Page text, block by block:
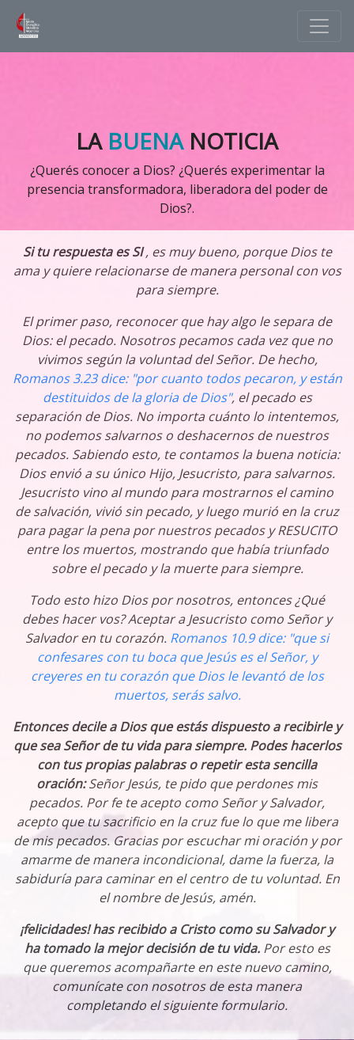
LA BUENA NOTICIA
¿Querés conocer a Dios? ¿Querés experimentar la
presencia transformadora, liberadora del poder de
Dios?.
Si tu respuesta es SI, es muy bueno, porque Dios te
ama y quiere relacionarse de manera personal con vos
para siempre.
El primer paso, reconocer que hay algo le separa de
Dios: el pecado. Nosotros pecamos cada vez que no
vivimos según la voluntad del Señor. De hecho,
Romanos 3.23 dice: "por cuanto todos pecaron, y están
destituidos de la gloria de Dios", el pecado es
separación de Dios. No importa cuánto lo intentemos,
no podemos salvarnos o deshacernos de nuestros
pecados. Sabiendo esto, te contamos la buena noticia:
Dios envió a su único Hijo, Jesucristo, para salvarnos.
Jesucristo vino al mundo para mostrarnos el camino
de salvación, vivió sin pecado, y luego murió en la cruz
para pagar la pena por nuestros pecados y RESUCITO
entre los muertos, mostrando que había triunfado
sobre el pecado y la muerte para siempre.
Todo esto hizo Dios por nosotros, entonces ¿Qué
debes hacer vos? Aceptar a Jesucristo como Señor y
Salvador en tu corazón. Romanos 10.9 dice: "que si
confesares con tu boca que Jesús es el Señor, y
creyeres en tu corazón que Dios le levantó de los
muertos, serás salvo.
Entonces decile a Dios que estás dispuesto a recibirle y
que sea Señor de tu vida para siempre. Podes hacerlos
con tus propias palabras o repetir esta sencilla
oración:Señor Jesús, te pido que perdones mis
pecados. Por fe te acepto como Señor y Salvador,
acepto que tu sacrificio en la cruz fue lo que me libera
de mis pecados. Gracias por escuchar mi oración y por
amarme de manera incondicional, dame la fuerza, la
sabiduría para caminar en el centro de tu voluntad. En
el nombre de Jesús, amén.
¡felicidades! has recibido a Cristo como su Salvador y
ha tomado la mejor decisión de tu vida.Por esto es
que queremos acompañarte en este nuevo camino,
comunícate con nosotros de esta manera
completando el siguiente formulario.